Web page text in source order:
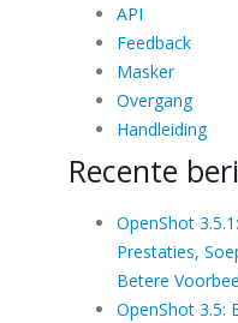
API
Feedback
Masker
Overgang
Handleiding
Recente
OpenShot
Prestaties,
Betere
OpenShot 3.5: